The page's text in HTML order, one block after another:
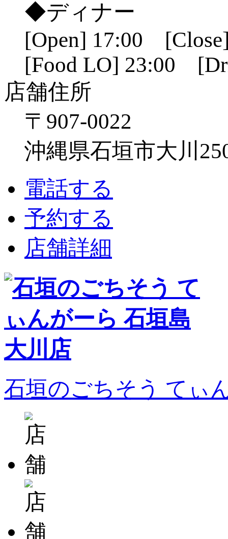
◆ディナー
[Open] 17:00
[Food LO] 23:00
店舗住所
〒907-0022
沖縄県石垣市大川
電話する
予約する
店舗詳細
石垣のごちそう てぃ